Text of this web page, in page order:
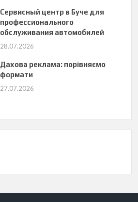
Сервисный центр в Буче для
профессионального
обслуживания автомобилей
28.07.2026
Дахова реклама: порівняємо
формати
27.07.2026